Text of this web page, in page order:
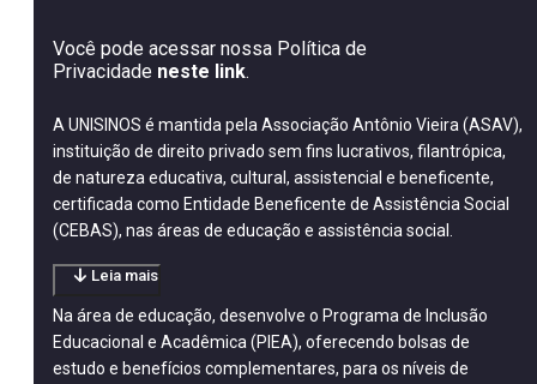
Você pode acessar nossa Política de
Privacidade neste link.
A UNISINOS é mantida pela Associação Antônio Vieira (ASAV),
instituição de direito privado sem fins lucrativos, filantrópica,
de natureza educativa, cultural, assistencial e beneficente,
certificada como Entidade Beneficente de Assistência Social
(CEBAS), nas áreas de educação e assistência social.
Leia mais
Na área de educação, desenvolve o Programa de Inclusão
Educacional e Acadêmica (PIEA), oferecendo bolsas de
estudo e benefícios complementares, para os níveis de